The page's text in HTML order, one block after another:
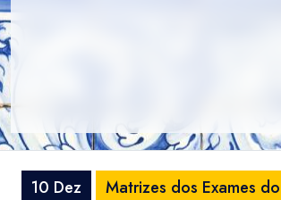
10 Dez
Matrizes dos Exames